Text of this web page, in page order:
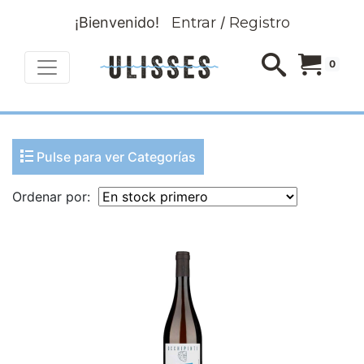
¡Bienvenido! Entrar/ Registro
0
Pulse para ver Categorías
Ordenar por: